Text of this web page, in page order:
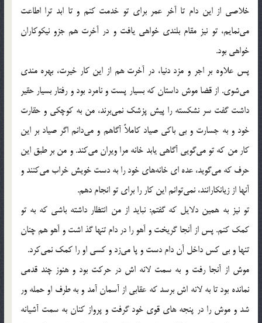
خلاصی از این دام تا آخر عمر برای تو خدمت کنم و تا ابد ترا اطاعت
می‌نمایم، تو نیز مقام بلندی خواهی یافت و در آخرت هم جزو نیکوکاران
خواهی بود.
پس علاوه بر اجر و مزد دنیا، در آخرت هم از این کار خیرت، بهره مندی
می‌شوی. از قضا موش داستان که بسیار پست و نامرد بود و رفتار بسیار حقیر
داشت گفت سر نشکسته را پیش پزشک نمی‌برند، من به کوچکی و حقارت
خود و به جسارت و بی باکی صیاد کاملاً آگاهم و می‌دانم اگر صیاد بر این
کار من که تو می‌گویی آگاهی یابد خانه مرا ویران می‌کند. و من بر طبق این
حرف که می‌گوید، عده ای خانه‌های خود را به دست خویش خراب می‌کنند و
آنها از زیانکارانند، نمی‌توانم این کار را برای تو انجام دهم.
تو نیز به همین دلایل که گفتم: نباید از من انتظار داشته باشی که به تو
کمک کنم. پس از آنجا گریخت و آهو را در دام تنها گذ اشت و آهو هم چنان
تنها و بی کس داخل آن دام دست و پا می‌زد و کسی او را کمک نمی‌کرد.
موش از آنجا رفت و به سمت لانه اش در حرکت بود و هنوز چند قدمی
نمانده بود تا به لانه اش برسد که عقابی از آسمان آمد و به طرف او حمله ور
شد و موش را در پنجه های قوی خود گرفت و پرواز کنان به سمت آشیانه